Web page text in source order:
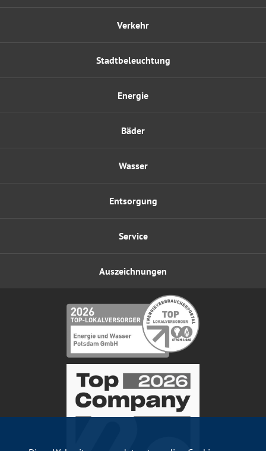
Energie
Wasser
Verkehr
Bäder
Entsorgung
Stadtbeleuchtung
Service
Auszeichnungen